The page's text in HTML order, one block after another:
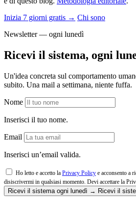
Inizia 7 giorni gratis → Chi sono
Newsletter — ogni lunedì
Ricevi il sistema, ogni
Un'idea concreta sul comportamento
subito. Una mail a settimana, niente fuffa.
Nome
Inserisci il tuo nome.
Email
Inserisci un’email valida.
Ho letto e accetto la Privacy Policy e acconsento a
disiscrivermi in qualsiasi momento. Devi accettare la
Ricevi il sistema ogni lunedì → Ricevi il